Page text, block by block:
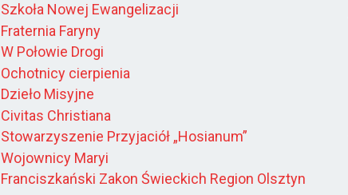
Szkoła Nowej Ewangelizacji
Fraternia Faryny
W Połowie Drogi
Ochotnicy cierpienia
Dzieło Misyjne
Civitas Christiana
Stowarzyszenie Przyjaciół „Hosianum”
Wojownicy Maryi
Franciszkański Zakon Świeckich Region Olsztyn